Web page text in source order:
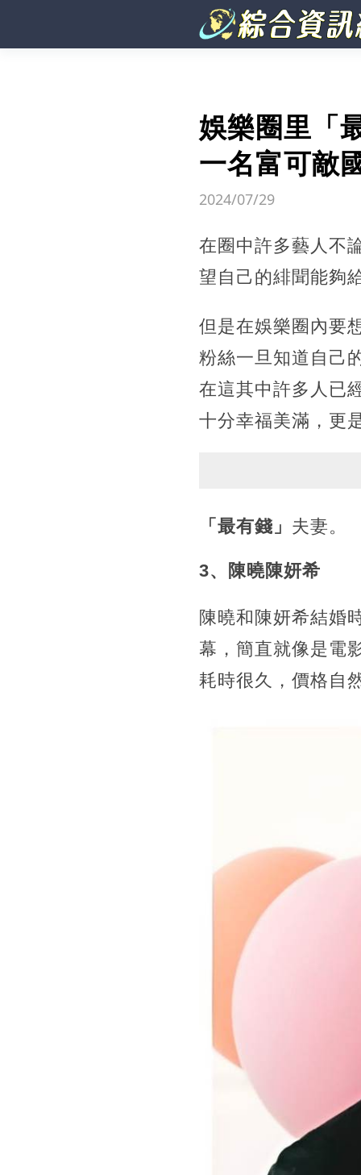
娛樂圈里「
一名富可敵
2024/07/29
在圈中許多藝人不
望自己的緋聞能夠
但是在娛樂圈內要
粉絲一旦知道自己
在這其中許多人已
十分幸福美滿，更
「最有錢」 夫妻。
3、陳曉陳妍希
陳曉和陳妍希結婚
幕，簡直就像是電
耗時很久，價格自